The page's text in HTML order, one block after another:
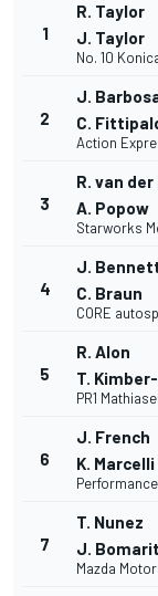
1
R. Taylor
J. Taylor
No. 10
2
J.
C.
Action
3
R. van
A. Popow
Starworks
4
J.
C. Braun
CORE
5
R. Alon
T.
PR1
6
J. French
K. Marcelli
7
T. Nunez
J.
Mazda